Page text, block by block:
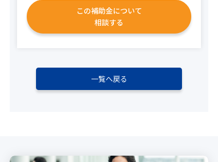
この補助金について
相談する
一覧へ戻る